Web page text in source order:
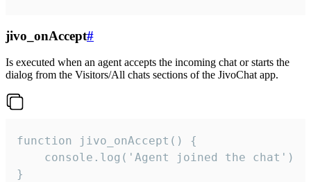
jivo_onAccept#
Is executed when an agent accepts the incoming chat or starts the
dialog from the Visitors/All chats sections of the JivoChat app.
function jivo_onAccept() {
}